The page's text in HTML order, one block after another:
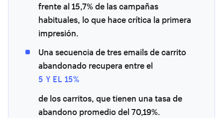
frente al 15,7% de las campañas
habituales, lo que hace crítica la primera
impresión.
Una secuencia de tres emails de carrito
abandonado recupera entre el
5 Y EL 15%
de los carritos, que tienen una tasa de
abandono promedio del 70,19%.